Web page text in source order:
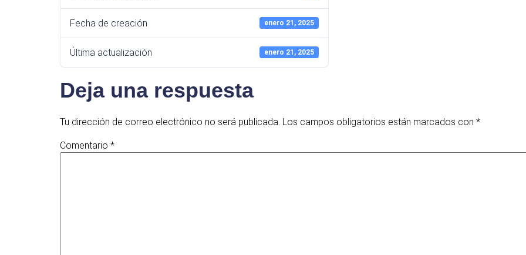
Fecha de creación enero 21, 2025
Última actualización enero 21, 2025
Deja una respuesta
Tu dirección de correo electrónico no será publicada. Los campos obligatorios están marcados con *
Comentario *